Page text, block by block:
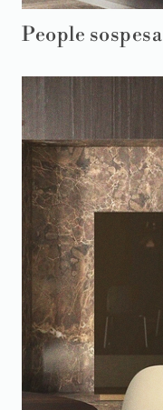
People sospesa